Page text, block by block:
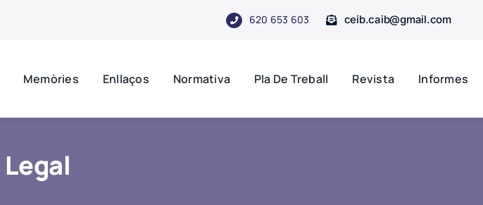
620 653 603 ceib.caib@gmail.com
Memòries Enllaços Normativa Pla De Treball Revista Informes